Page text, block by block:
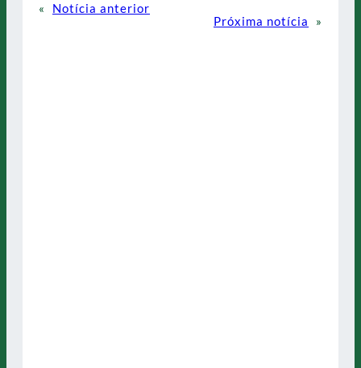
«
Notícia anterior
Próxima notícia
»